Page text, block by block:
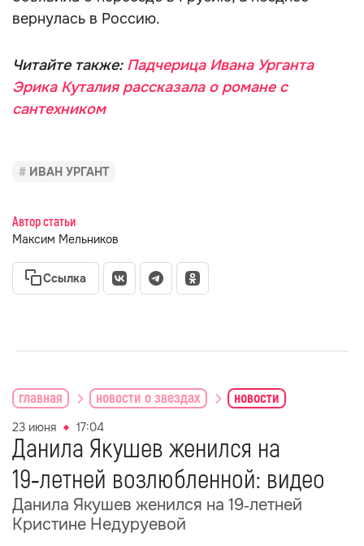
вернулась в Россию.
Читайте также: Падчерица Ивана Урганта
Эрика Куталия рассказала о романе с
сантехником
ИВАН УРГАНТ
Автор статьи
Максим Мельников
Ссылка
главная новости о звездах новости
23 июня 17:04
Данила Якушев женился на
19‑летней возлюбленной: видео
Данила Якушев женился на 19‑летней
Кристине Недуруевой